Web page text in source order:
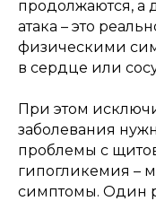
продолжаются, а
атака – это
физическими
в сердце или
При этом
заболевания
проблемы с
гипогликемия –
симптомы. Один